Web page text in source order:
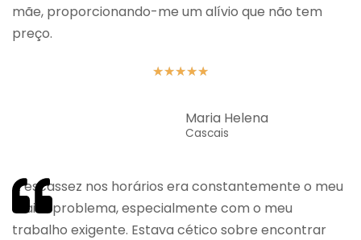
mãe, proporcionando-me um alívio que não tem
preço.
★★★★★
Maria Helena
Cascais
A escassez nos horários era constantemente o meu
maior problema, especialmente com o meu
trabalho exigente. Estava cético sobre encontrar